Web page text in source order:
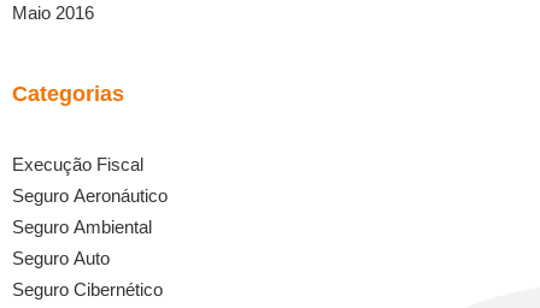
Maio 2016
Categorias
Execução Fiscal
Seguro Aeronáutico
Seguro Ambiental
Seguro Auto
Seguro Cibernético